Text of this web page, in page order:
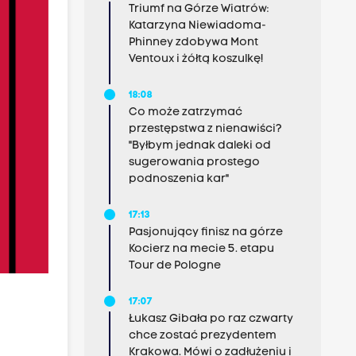
Triumf na Górze Wiatrów:
Katarzyna Niewiadoma-
Phinney zdobywa Mont
Ventoux i żółtą koszulkę!
18:08
Co może zatrzymać
przestępstwa z nienawiści?
"Byłbym jednak daleki od
sugerowania prostego
podnoszenia kar"
17:13
Pasjonujący finisz na górze
Kocierz na mecie 5. etapu
Tour de Pologne
17:07
Łukasz Gibała po raz czwarty
chce zostać prezydentem
Krakowa. Mówi o zadłużeniu i